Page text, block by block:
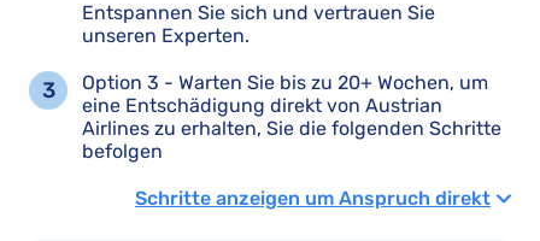
Entspannen Sie sich und vertrauen Sie
unseren Experten.
Option 3 - Warten Sie bis zu 20+ Wochen, um
eine Entschädigung direkt von Austrian
Airlines zu erhalten, Sie die folgenden Schritte
befolgen
Schritte anzeigen um Anspruch direkt